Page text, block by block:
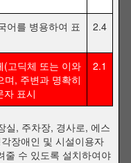
어를 병용하여 표
2.4
(고딕체 또는 이와
며, 주변과 명확히
자 표시
2.1
실, 주차장, 경사로, 에스
장애인 및 시설이용자
줄 수 있도록 설치하여야